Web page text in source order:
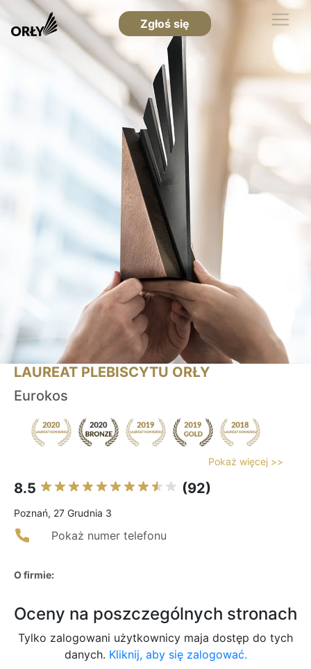
Zgłoś się
LAUREAT PLEBISCYTU ORŁY
Eurokos
Pokaż więcej >>
8.5 (92)
Poznań, 27 Grudnia 3
Pokaż numer telefonu
O firmie:
Oceny na poszczególnych stronach
Tylko zalogowani użytkownicy maja dostęp do tych
danych. Kliknij, aby się zalogować.